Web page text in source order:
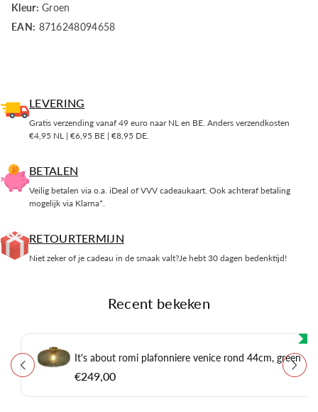
Kleur: Groen
EAN: 8716248094658
LEVERING
Gratis verzending vanaf 49 euro naar NL en BE. Anders verzendkosten
€4,95 NL | €6,95 BE | €8,95 DE.
BETALEN
Veilig betalen via o.a. iDeal of VVV cadeaukaart. Ook achteraf betaling
mogelijk via Klarna*.
RETOURTERMIJN
Niet zeker of je cadeau in de smaak valt?Je hebt 30 dagen bedenktijd!
Recent bekeken
It's about romi plafonniere venice rond 44cm, green
€249,00